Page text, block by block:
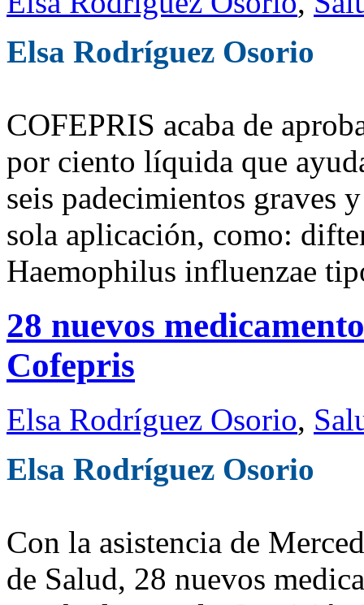
Elsa Rodríguez Osorio
COFEPRIS acaba de
por ciento líquida que
seis padecimientos graves
sola aplicación, como:
Haemophilus influenzae
28 nuevos
Cofepris
Elsa Rodríguez Osorio,
Elsa Rodríguez Osorio
Con la asistencia de
de Salud, 28 nuevos